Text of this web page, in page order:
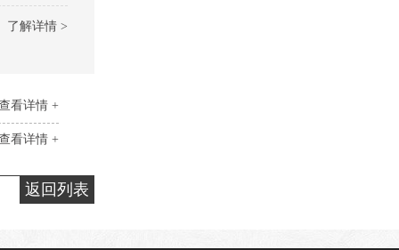
了解详情 >
看详情 +
看详情 +
返回列表